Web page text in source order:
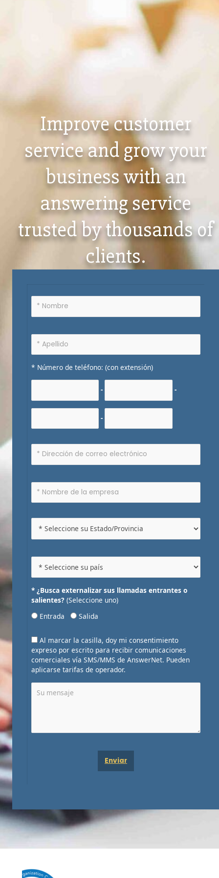
Improve customer
service and grow your
business with an
answering service
trusted by thousands of
clients.
* Número de teléfono: (con extensión)
- -
-
* ¿Busca externalizar sus llamadas entrantes o
salientes? (Seleccione uno)
Entrada
Salida
Al marcar la casilla, doy mi consentimiento
expreso por escrito para recibir comunicaciones
comerciales vía SMS/MMS de AnswerNet. Pueden
aplicarse tarifas de operador.